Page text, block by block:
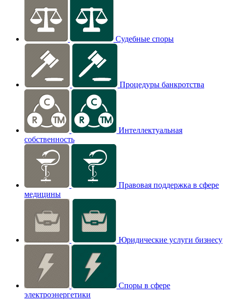
Судебные споры
Процедуры банкротства
Интеллектуальная
собственность
Правовая поддержка в сфере
медицины
Юридические услуги бизнесу
Споры в сфере
электроэнергетики